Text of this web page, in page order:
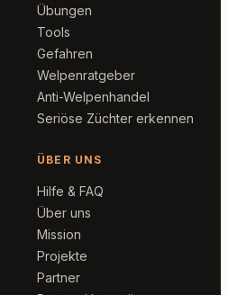
Übungen
Tools
Gefahren
Welpenratgeber
Anti-Welpenhandel
Seriöse Züchter erkennen
ÜBER UNS
Hilfe & FAQ
Über uns
Mission
Projekte
Partner